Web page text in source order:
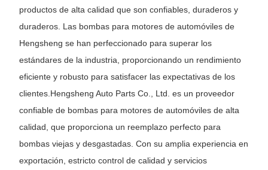
productos de alta calidad que son confiables, duraderos y
duraderos. Las bombas para motores de automóviles de
Hengsheng se han perfeccionado para superar los
estándares de la industria, proporcionando un rendimiento
eficiente y robusto para satisfacer las expectativas de los
clientes.Hengsheng Auto Parts Co., Ltd. es un proveedor
confiable de bombas para motores de automóviles de alta
calidad, que proporciona un reemplazo perfecto para
bombas viejas y desgastadas. Con su amplia experiencia en
exportación, estricto control de calidad y servicios